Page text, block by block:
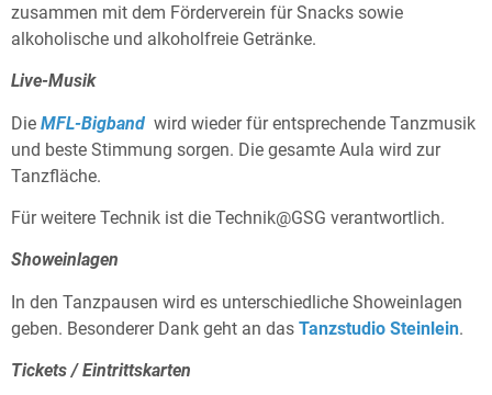
zusammen mit dem Förderverein für Snacks sowie
alkoholische und alkoholfreie Getränke.
Live-Musik
Die MFL-Bigband wird wieder für entsprechende Tanzmusik
und beste Stimmung sorgen. Die gesamte Aula wird zur
Tanzfläche.
Für weitere Technik ist die Technik@GSG verantwortlich.
Showeinlagen
In den Tanzpausen wird es unterschiedliche Showeinlagen
geben. Besonderer Dank geht an das Tanzstudio Steinlein.
Tickets / Eintrittskarten